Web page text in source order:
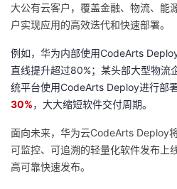
大公有云客户，覆盖金融、物流、能
户实现应用的高效迭代和快速部署。
例如，华为内部使用CodeArts
直线提升超过80%；某头部大型物流
统平台使用CodeArts Deploy进行部
30%，大大缩短软件交付周期。
面向未来，华为云CodeArts Deploy
可监控、可追溯的轻量化软件发布上
高可靠快速发布。